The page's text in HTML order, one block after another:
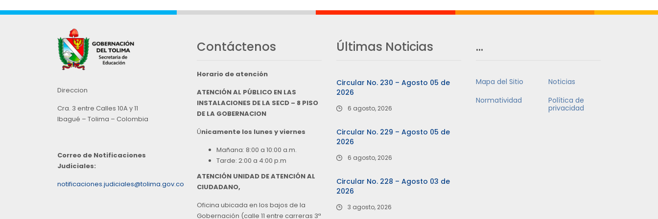
Direccion
Cra. 3 entre Calles 10A y 11
Ibagué – Tolima – Colombia
Correo de Notificaciones
Judiciales:
notificaciones.judiciales@tolima.gov.co
Contáctenos
Horario de atención
ATENCIÓN AL PÚBLICO EN LAS
INSTALACIONES DE LA SECD – 8 PISO
DE LA GOBERNACION
Únicamente los lunes y viernes
Mañana: 8:00 a 10:00 a.m.
Tarde: 2:00 a 4:00 p.m
ATENCIÓN UNIDAD DE ATENCIÓN AL
CIUDADANO,
Oficina ubicada en los bajos de la
Gobernación (calle 11 entre carreras 3ª
Últimas Noticias
Circular No. 230 – Agosto 05 de
2026
6 agosto, 2026
Circular No. 229 – Agosto 05 de
2026
6 agosto, 2026
Circular No. 228 – Agosto 03 de
2026
3 agosto, 2026
…
Mapa del Sitio
Noticias
Normatividad
Política de
privacidad